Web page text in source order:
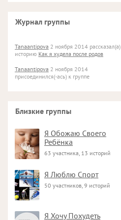
Журнал группы
Tanaantipova 2 ноября 2014 рассказал(а)
историю Как я худела после родов
Tanaantipova 2 ноября 2014
присоединился(-ась) к группе
Близкие группы
Я Обожаю Своего
Ребёнка
63 участника, 13 историй
Я Люблю Спорт
50 участников, 9 историй
Я Хочу Похудеть